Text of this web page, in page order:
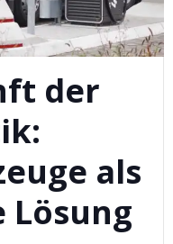
der
als
Lösung